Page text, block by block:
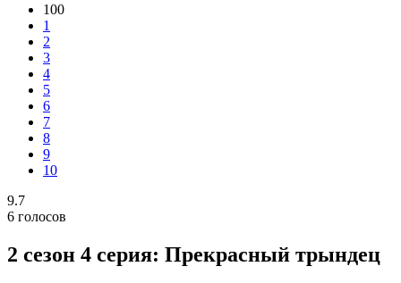
100
1
2
3
4
5
6
7
8
9
10
9.7
6 голосов
2 сезон 4 серия: Прекрасный трындец